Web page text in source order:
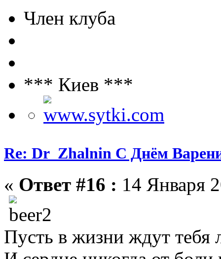
Член клуба
*** Киев ***
Re: Dr_Zhalnin С Днём
« Ответ #16 : 14 Января
Пусть в жизни ждут тебя